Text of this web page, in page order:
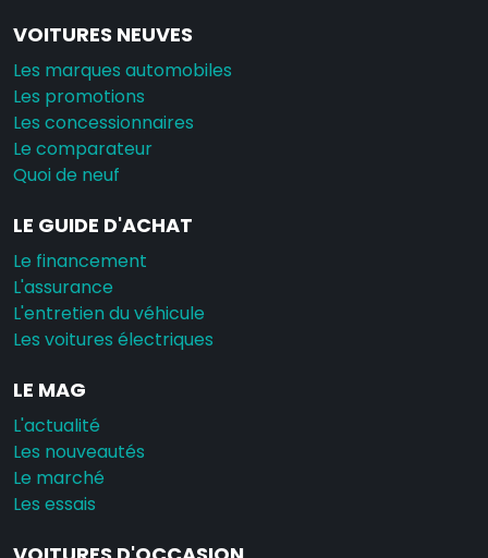
VOITURES NEUVES
Les marques automobiles
Les promotions
Les concessionnaires
Le comparateur
Quoi de neuf
LE GUIDE D'ACHAT
Le financement
L'assurance
L'entretien du véhicule
Les voitures électriques
LE MAG
L'actualité
Les nouveautés
Le marché
Les essais